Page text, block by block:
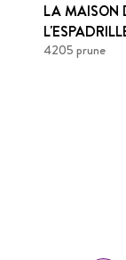
LA MAISON
4205 prune